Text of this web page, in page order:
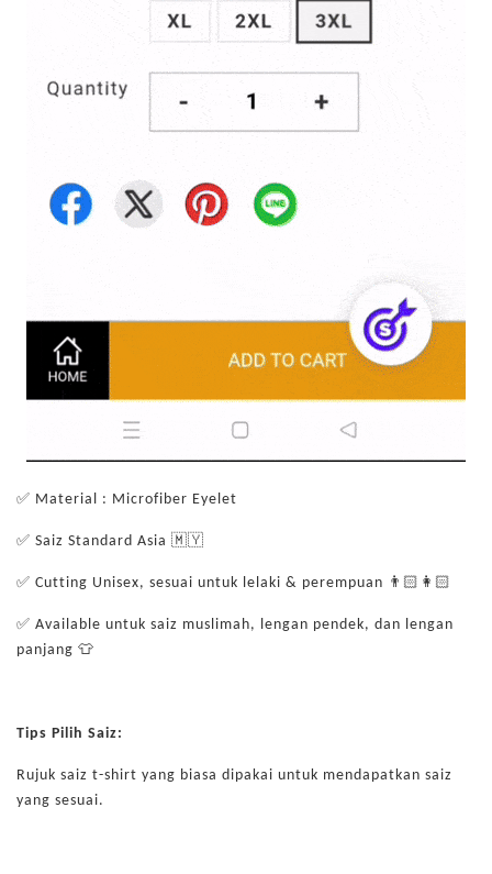
✅ Material : Microfiber Eyelet
✅ Saiz Standard Asia 🇲🇾
✅ Cutting Unisex, sesuai untuk lelaki & perempuan 👨🏻👩🏻
✅ Available untuk saiz muslimah, lengan pendek, dan lengan
panjang 👕
Tips Pilih Saiz:
Rujuk saiz t-shirt yang biasa dipakai untuk mendapatkan saiz
yang sesuai.